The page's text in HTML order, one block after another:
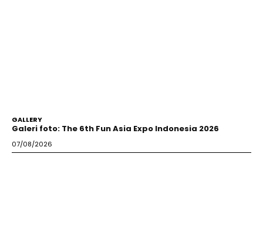
GALLERY
Galeri foto: The 6th Fun Asia Expo Indonesia 2026
07/08/2026